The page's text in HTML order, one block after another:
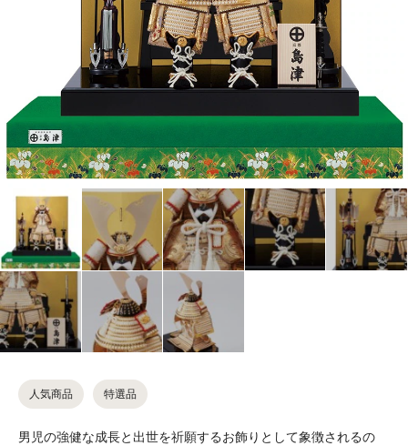
人気商品 特選品
男児の強健な成長と出世を祈願するお飾りとして象徴されるの